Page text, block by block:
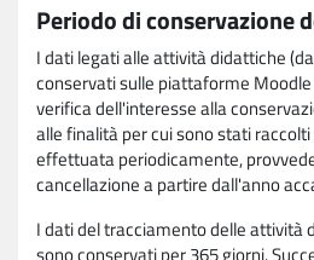
Periodo di conservazione
I dati legati alle attività didattiche
conservati sulle piattaforme
verifica dell'interesse alla
alle finalità per cui sono stati
effettuata periodicamente,
cancellazione a partire dall'anno
I dati del tracciamento delle attività
sono conservati per 365 giorni.